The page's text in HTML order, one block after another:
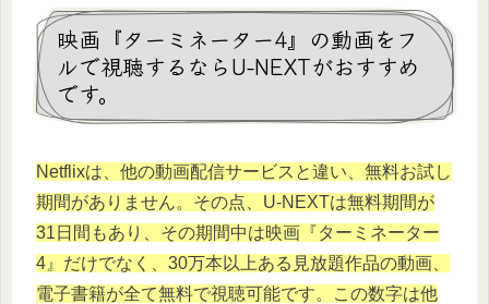
映画『ターミネーター4』の動画をフ
ルで視聴するならU-NEXTがおすすめ
です。
Netflixは、他の動画配信サービスと違い、無料お試し
期間がありません。その点、U-NEXTは無料期間が
31日間もあり、その期間中は映画『ターミネーター
4』だけでなく、30万本以上ある見放題作品の動画、
電子書籍が全て無料で視聴可能です。この数字は他